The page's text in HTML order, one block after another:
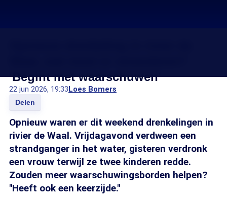
'Begint met waarschuwen'
22 jun 2026, 19:33Loes Bomers
Delen
Opnieuw waren er dit weekend drenkelingen in
rivier de Waal. Vrijdagavond verdween een
strandganger in het water, gisteren verdronk
een vrouw terwijl ze twee kinderen redde.
Zouden meer waarschuwingsborden helpen?
"Heeft ook een keerzijde."